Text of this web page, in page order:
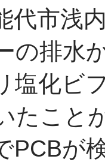
市浅
の排水
塩化ビ
たこと
PCBが